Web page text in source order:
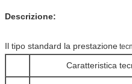
Descrizione:
Il tipo standard la prestazione
Caratteristica